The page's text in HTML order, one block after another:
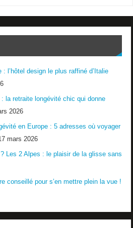
: l’hôtel design le plus raffiné d’Italie
la retraite longévité chic qui donne
2026
en Europe : 5 adresses où voyager
mars 2026
Les 2 Alpes : le plaisir de la glisse sans
conseillé pour s’en mettre plein la vue !